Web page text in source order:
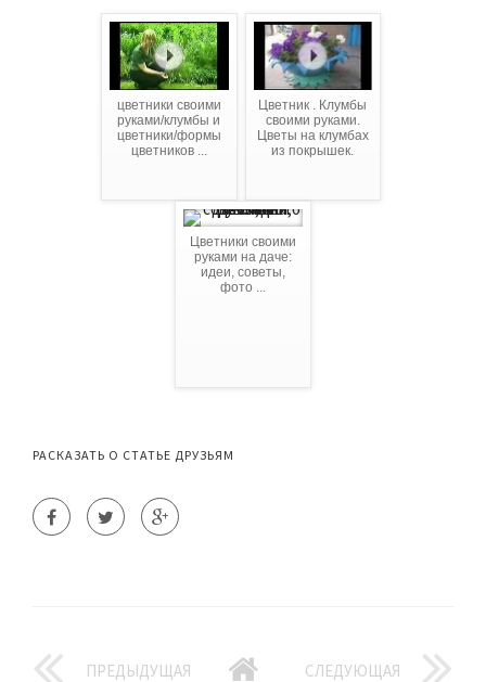
цветники своими
руками/клумбы и
цветники/формы
цветников ...
Цветник . Клумбы
своими руками.
Цветы на клумбах
из покрышек.
Цветники своими
руками на даче:
идеи, советы,
фото ...
РАСКАЗАТЬ О СТАТЬЕ ДРУЗЬЯМ
ПРЕДЫДУЩАЯ
СЛЕДУЮЩАЯ